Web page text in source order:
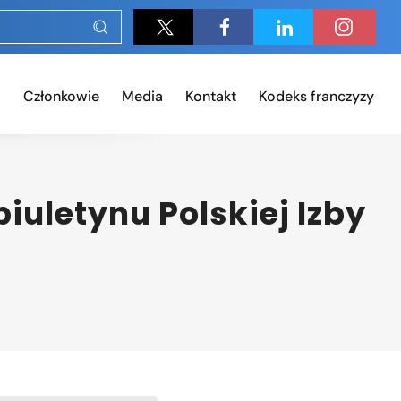
Członkowie Media Kontakt Kodeks franczyzy
Polskiej Izby